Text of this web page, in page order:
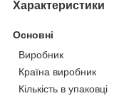
Характеристики
Основні
Виробник
Країна виробник
Кількість в упаковці